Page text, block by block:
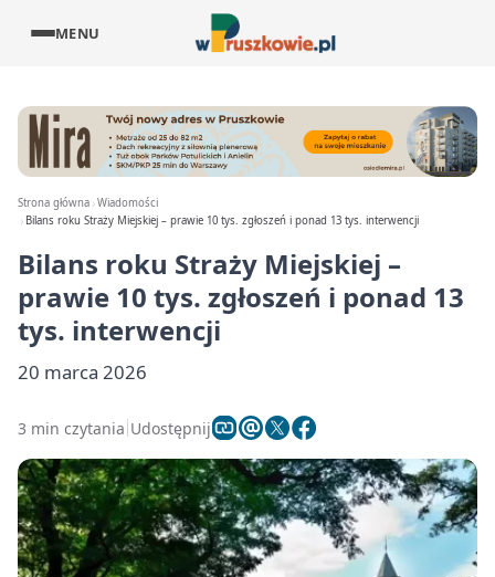
MENU
Strona główna Wiadomości
Bilans roku Straży Miejskiej – prawie 10 tys. zgłoszeń i ponad 13 tys. interwencji
Bilans roku Straży Miejskiej –
prawie 10 tys. zgłoszeń i ponad 13
tys. interwencji
20 marca 2026
3 min czytania Udostępnij